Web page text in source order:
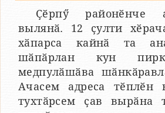
Ҫӗрпӳ районӗнче
вылянӑ. 12 ҫулти
хӑпарса кайнӑ та
шӑпӑрлан кун
медпулӑшӑва
Ачасем адреса тӗплӗн
тухтӑрсем ҫав вырӑна